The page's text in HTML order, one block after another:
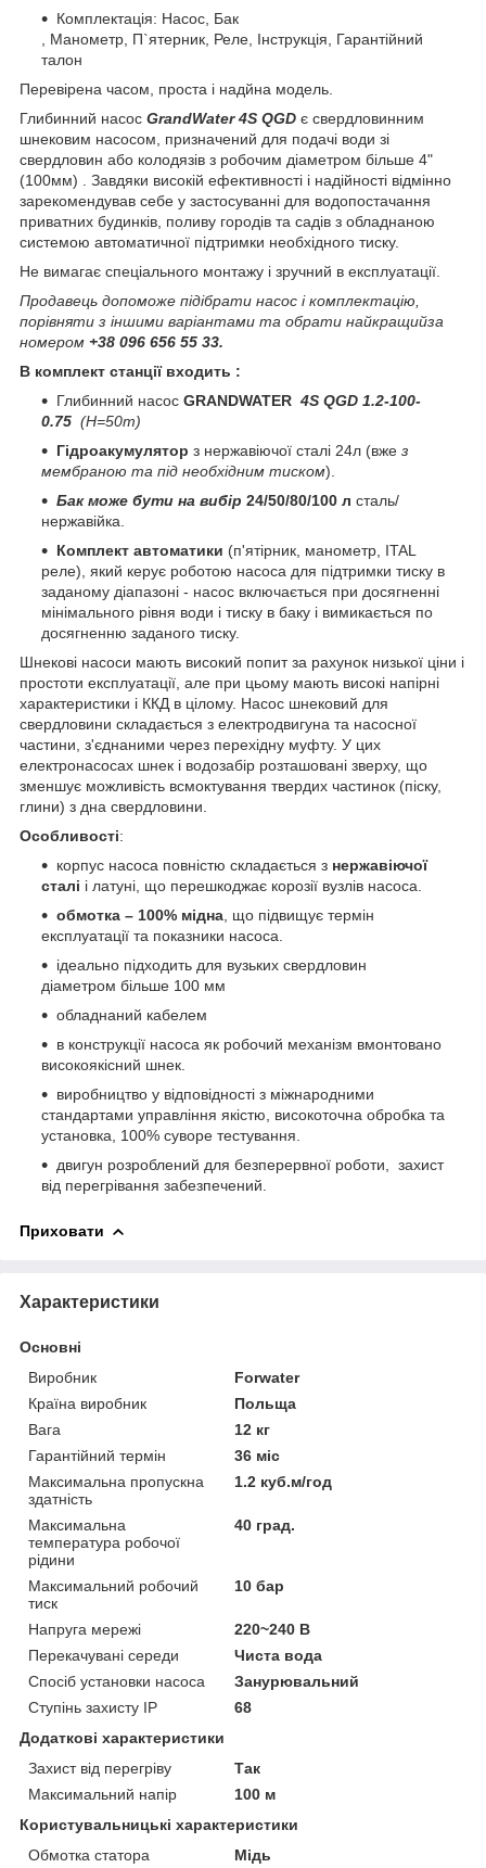
Комплектація: Насос, Бак
, Манометр, П`ятерник, Реле, Інструкція, Гарантійний
талон
Перевірена часом, проста і надйна модель.
Глибинний насос GrandWater 4S QGD є свердловинним
шнековим насосом, призначений для подачі води зі
свердловин або колодязів з робочим діаметром більше 4"
(100мм) . Завдяки високій ефективності і надійності відмінно
зарекомендував себе у застосуванні для водопостачання
приватних будинків, поливу городів та садів з обладнаною
системою автоматичної підтримки необхідного тиску.
Не вимагає спеціального монтажу і зручний в експлуатації.
Продавець допоможе підібрати насос і комплектацію,
порівняти з іншими варіантами та обрати найкращийза
номером +38 096 656 55 33.
В комплект станції входить :
Глибинний насос GRANDWATER 4S QGD 1.2-100-
0.75 (H=50m)
Гідроакумулятор з нержавіючої сталі 24л (вже з
мембраною та під необхідним тиском).
Бак може бути на вибір 24/50/80/100 л сталь/
нержавійка.
Комплект автоматики (п'ятірник, манометр, ITAL
реле), який керує роботою насоса для підтримки тиску в
заданому діапазоні - насос включається при досягненні
мінімального рівня води і тиску в баку і вимикається по
досягненню заданого тиску.
Шнекові насоси мають високий попит за рахунок низької ціни і
простоти експлуатації, але при цьому мають високі напірні
характеристики і ККД в цілому. Насос шнековий для
свердловини складається з електродвигуна та насосної
частини, з'єднаними через перехідну муфту. У цих
електронасосах шнек і водозабір розташовані зверху, що
зменшує можливість всмоктування твердих частинок (піску,
глини) з дна свердловини.
Особливості:
корпус насоса повністю складається з нержавіючої
сталі і латуні, що перешкоджає корозії вузлів насоса.
обмотка – 100% мідна , що підвищує термін
експлуатації та показники насоса.
ідеально підходить для вузьких свердловин
діаметром більше 100 мм
обладнаний кабелем
в конструкції насоса як робочий механізм вмонтовано
високоякісний шнек.
виробництво у відповідності з міжнародними
стандартами управління якістю, високоточна обробка та
установка, 100% суворе тестування.
двигун розроблений для безперервної роботи, захист
від перегрівання забезпечений.
Приховати
Характеристики
Основні
Виробник
Forwater
Країна виробник
Польща
Вага
12 кг
Гарантійний термін
36 міс
Максимальна пропускна
здатність
1.2 куб.м/год
Максимальна
температура робочої
рідини
40 град.
Максимальний робочий
тиск
10 бар
Напруга мережі
220~240 В
Перекачувані середи
Чиста вода
Спосіб установки насоса
Занурювальний
Ступінь захисту IP
68
Додаткові характеристики
Захист від перегріву
Так
Максимальний напір
100 м
Користувальницькі характеристики
Обмотка статора
Мідь